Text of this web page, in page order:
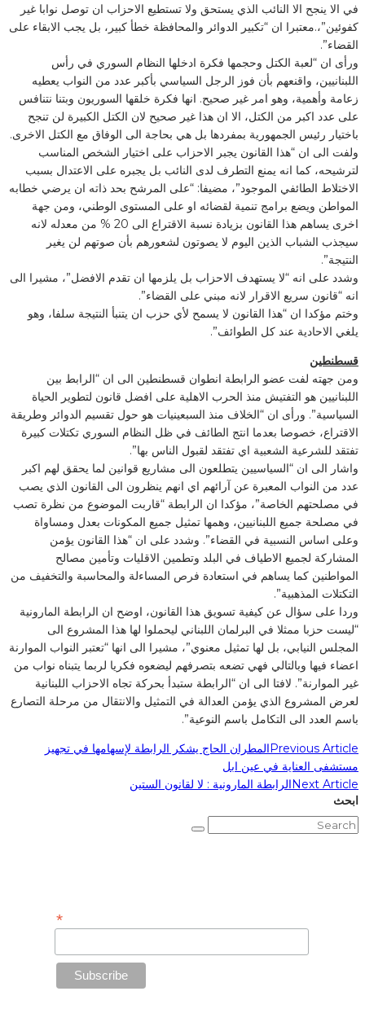
في الا ينجح الا النائب الذي يستحق ولا تستطيع الاحزاب ان توصل نوابا غير
كفوئين”،.معتبرا ان “تكبير الدوائر والمحافظة خطأ كبير، بل يجب الابقاء على
القضاء”.
ورأى ان “لعبة الكتل وحجمها فكرة ادخلها النظام السوري في رأس
اللبنانيين، واقنعهم بأن فوز الرجل السياسي بأكبر عدد من النواب يعطيه
زعامة وأهمية، وهو امر غير صحيح. انها فكرة خلقها السوريون وبتنا نتنافس
على عدد اكبر من الكتل، الا ان هذا غير صحيح لان الكتل الكبيرة لن تنجح
باختيار رئيس الجمهورية بمفردها بل هي بحاجة الى الوفاق مع الكتل الاخرى.
ولفت الى ان “هذا القانون يجبر الاحزاب على اختيار الشخص المناسب
لترشيحه، كما انه يمنع التطرف لدى النائب بل يجبره على الاعتدال بسبب
الاختلاط الطائفي الموجود”، مضيفا: “على المرشح بحد ذاته ان يرضي خطابه
المواطن ويضع برامج تنمية لقضائه او على المستوى الوطني، ومن جهة
اخرى يساهم هذا القانون بزيادة نسبة الاقتراع الى 20 % من معدله لانه
سيجذب الشباب الذين اليوم لا يصوتون لشعورهم بأن صوتهم لن يغير
النتيجة”.
وشدد على انه “لا يستهدف الاحزاب بل يلزمها ان تقدم الافضل”، مشيرا الى
انه “قانون سريع الاقرار لانه مبني على القضاء”.
وختم مؤكدا ان “هذا القانون لا يسمح لأي حزب ان يتنبأ النتيجة سلفا، وهو
يلغي الاحادية عند كل الطوائف”.
قسطنطين
ومن جهته لفت عضو الرابطة انطوان قسطنطين الى ان “الرابط بين
اللبنانيين هو التفتيش منذ الحرب الاهلية على افضل قانون لتطوير الحياة
السياسية”. ورأى ان “الخلاف منذ السبعينيات هو حول تقسيم الدوائر وطريقة
الاقتراع، خصوصا بعدما انتج الطائف في ظل النظام السوري تكتلات كبيرة
تفتقد للشرعية الشعبية اي تفتقد لقبول الناس بها”.
واشار الى ان “السياسيين يتطلعون الى مشاريع قوانين لما يحقق لهم اكبر
عدد من النواب المعبرة عن آرائهم اي انهم ينظرون الى القانون الذي يصب
في مصلحتهم الخاصة”، مؤكدا ان الرابطة “قاربت الموضوع من نظرة تصب
في مصلحة جميع اللبنانيين، وهمها تمثيل جميع المكونات بعدل ومساواة
وعلى اساس النسبية في القضاء”. وشدد على ان “هذا القانون يؤمن
المشاركة لجميع الاطياف في البلد وتطمين الاقليات وتأمين مصالح
المواطنين كما يساهم في استعادة فرص المساءلة والمحاسبة والتخفيف من
التكتلات المذهبية”.
وردا على سؤال عن كيفية تسويق هذا القانون، اوضح ان الرابطة المارونية
“ليست حزبا ممثلا في البرلمان اللبناني ليحملوا لها هذا المشروع الى
المجلس النيابي، بل لها تمثيل معنوي”، مشيرا الى انها “تعتبر النواب الموارنة
اعضاء فيها وبالتالي فهي تضعه بتصرفهم ليضعوه فكريا لربما يتبناه نواب من
غير الموارنة”. لافتا الى ان “الرابطة ستبدأ بحركة تجاه الاحزاب اللبنانية
لعرض المشروع الذي يؤمن العدالة في التمثيل والانتقال من مرحلة التصارع
باسم العدد الى التكامل باسم النوعية”.
Previous Articleالمطران الحاج يشكر الرابطة لإسهامها في تجهيز
مستشفى العناية في عين ابل
Next Articleالرابطة المارونية : لا لقانون الستين
ابحث
*